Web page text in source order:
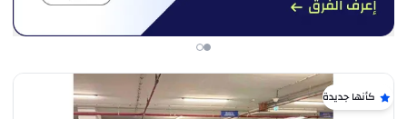
كأنها جديدة